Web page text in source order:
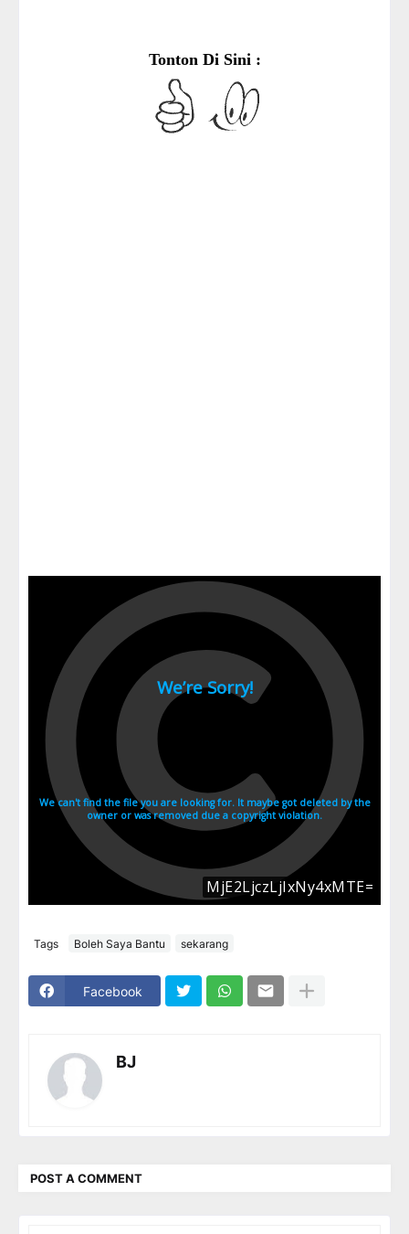
Tonton Di Sini :
Tags Boleh Saya Bantu sekarang
Facebook
BJ
POST A COMMENT